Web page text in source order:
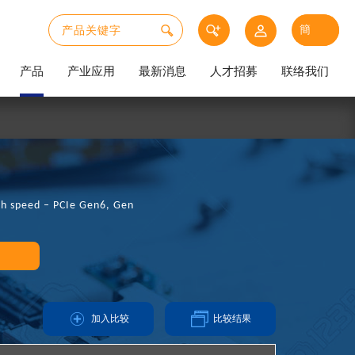
产品 产业应用 最新消息 人才招募 联络我们
– PCIe Gen6, Gen
加入比较 比较结果